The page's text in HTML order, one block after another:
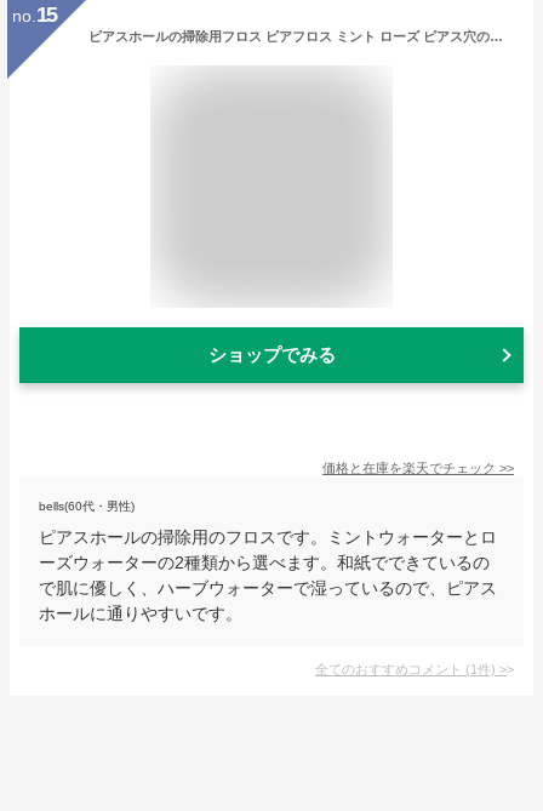
no. 15
ピアスホールの掃除用フロス ピアフロス ミント ローズ ピアス穴のそうじ メール便不可 プチプラ 春夏秋冬 大人気
ショップでみる
価格と在庫を楽天でチェック >>
bells(60代・男性)
ピアスホールの掃除用のフロスです。ミントウォーターとロ
ーズウォーターの2種類から選べます。和紙でできているの
で肌に優しく、ハーブウォーターで湿っているので、ピアス
ホールに通りやすいです。
全てのおすすめコメント (1件) >